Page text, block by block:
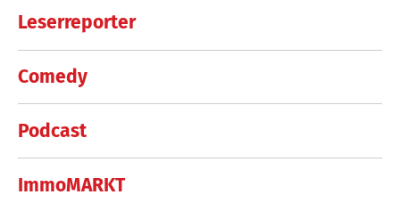
Leserreporter
Comedy
Podcast
ImmoMARKT